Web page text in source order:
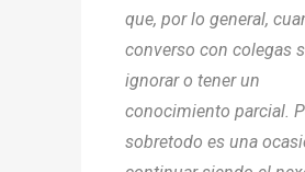
que, por lo general,
converso con colegas
ignorar o tener un
conocimiento parcial.
sobretodo es una